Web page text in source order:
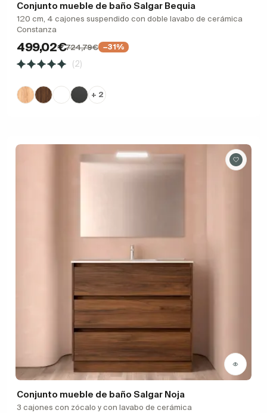
Conjunto mueble de baño Salgar Bequia
120 cm, 4 cajones suspendido con doble lavabo de cerámica
Constanza
499,02€724,79€ −31%
(2)
+ 2
Conjunto mueble de baño Salgar Noja
3 cajones con zócalo y con lavabo de cerámica